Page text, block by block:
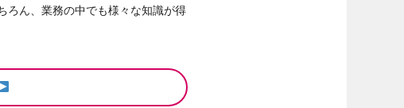
ろん、業務の中でも様々な知識が得